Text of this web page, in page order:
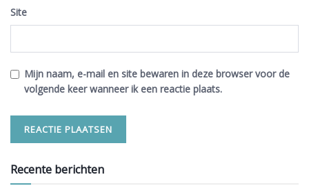
Site
Mijn naam, e-mail en site bewaren in deze browser voor de
volgende keer wanneer ik een reactie plaats.
Recente berichten